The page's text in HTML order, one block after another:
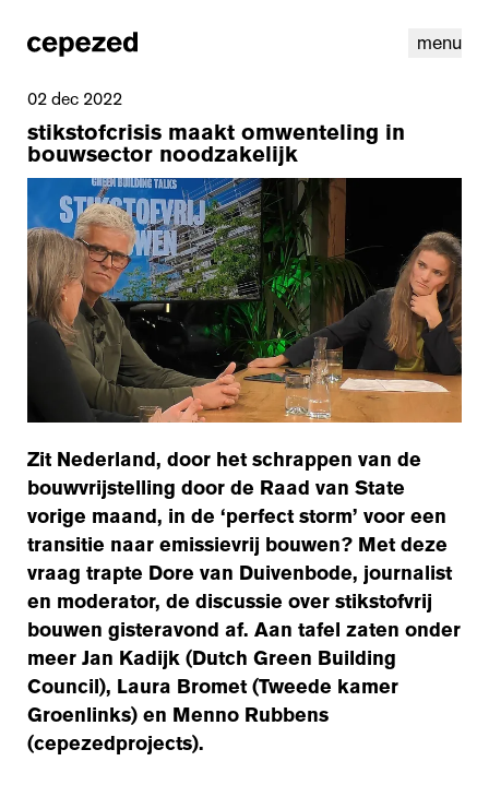
menu
instagram cookiesnl | en
02 dec 2022
stikstofcrisis maakt omwenteling in
bouwsector noodzakelijk
Zit Nederland, door het schrappen van de
bouwvrijstelling door de Raad van State
vorige maand, in de ‘perfect storm’ voor een
transitie naar emissievrij bouwen? Met deze
vraag trapte Dore van Duivenbode, journalist
en moderator, de discussie over stikstofvrij
bouwen gisteravond af. Aan tafel zaten onder
meer Jan Kadijk (Dutch Green Building
Council), Laura Bromet (Tweede kamer
Groenlinks) en Menno Rubbens
(cepezedprojects).